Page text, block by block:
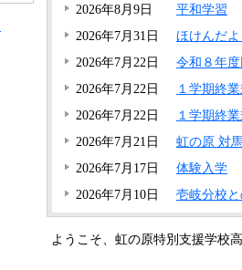
2026年8月9日
平和学習
2026年7月31日
ほけんだ
2026年7月22日
令和８年
2026年7月22日
１学期終
2026年7月22日
１学期終
2026年7月21日
虹の原 対
2026年7月17日
体験入学
2026年7月10日
壱岐分校
ようこそ、虹の原特別支援学校